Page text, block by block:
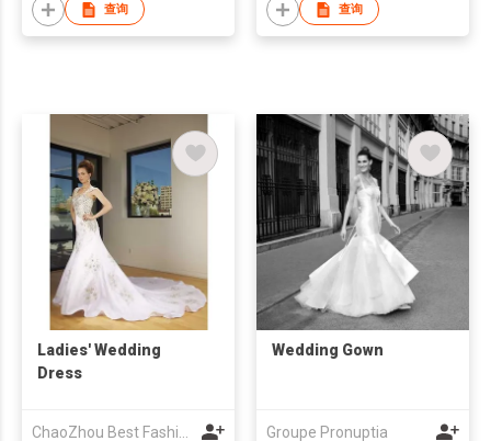
查询 查询
Ladies' Wedding
Dress
ChaoZhou Best Fashion Co Ltd
Wedding Gown
Groupe Pronuptia